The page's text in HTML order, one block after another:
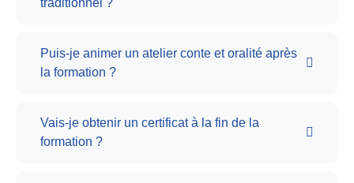
traditionnel ?
Puis-je animer un atelier conte et oralité après
la formation ?
Vais-je obtenir un certificat à la fin de la
formation ?